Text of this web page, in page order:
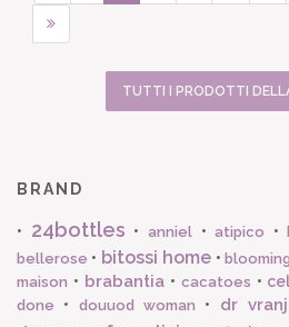
TUTTI I PRODOTTI
BRAND
• 24bottles • anniel•atipico •
bellerose • bitossi home •
maison • brabantia• cacatoes •
done • douuod woman • dr